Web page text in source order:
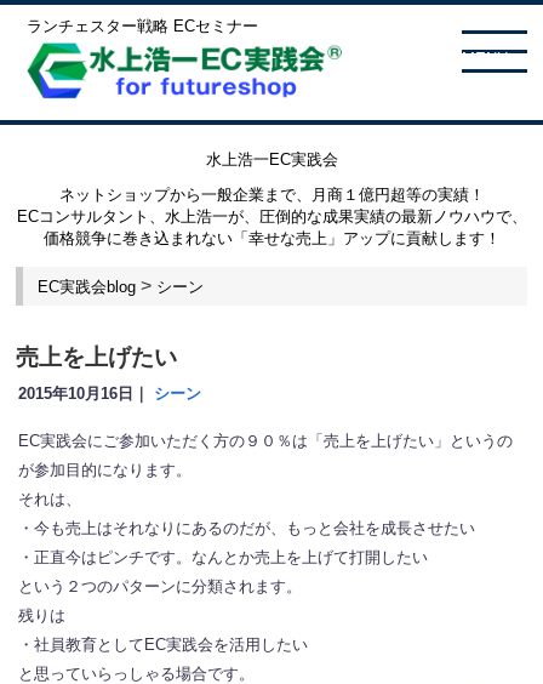
ランチェスター戦略 ECセミナー
MENU
水上浩一EC実践会
ネットショップから一般企業まで、月商１億円超等の実績！
ECコンサルタント、水上浩一が、圧倒的な成果実績の最新ノウハウで、
価格競争に巻き込まれない「幸せな売上」アップに貢献します！
EC実践会blog > シーン
売上を上げたい
2015年10月16日｜ シーン
EC実践会にご参加いただく方の９０％は「売上を上げたい」というの
が参加目的になります。
それは、
・今も売上はそれなりにあるのだが、もっと会社を成長させたい
・正直今はピンチです。なんとか売上を上げて打開したい
という２つのパターンに分類されます。
残りは
・社員教育としてEC実践会を活用したい
と思っていらっしゃる場合です。